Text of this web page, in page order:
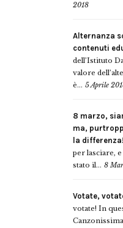
2018
Alternanza
contenuti
dell’Istituto
valore
è... 5 Aprile
8 marzo,
ma,
la differenza!
per lasciare,
stato il... 8
Votate,
votate! In